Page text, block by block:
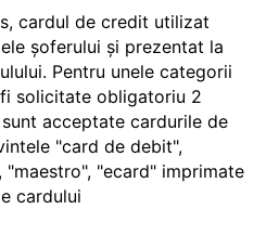
cardul de credit utilizat
șoferului și prezentat la
Pentru unele categorii
solicitate obligatoriu 2
acceptate cardurile de
"card de debit",
"ecard" imprimate
cardului